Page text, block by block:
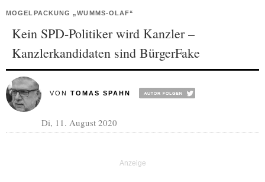
MOGELPACKUNG „WUMMS-OLAF“
Kein SPD-Politiker wird Kanzler –
Kanzlerkandidaten sind BürgerFake
VON TOMAS SPAHN
Di, 11. August 2020